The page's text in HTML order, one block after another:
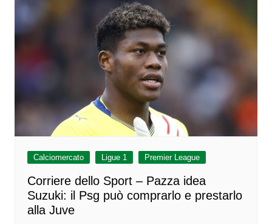
Calciomercato Ligue 1 Premier League
Corriere dello Sport – Pazza idea
Suzuki: il Psg può comprarlo e prestarlo
alla Juve